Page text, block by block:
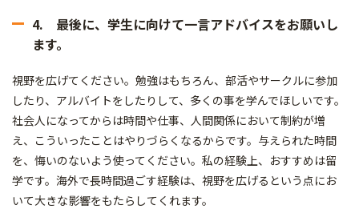
4. 最後に、学生に向けて一言アドバイスをお願いし
ます。
視野を広げてください。勉強はもちろん、部活やサークルに参加
したり、アルバイトをしたりして、多くの事を学んでほしいです。
社会人になってからは時間や仕事、人間関係において制約が増
え、こういったことはやりづらくなるからです。与えられた時間
を、悔いのないよう使ってください。私の経験上、おすすめは留
学です。海外で長時間過ごす経験は、視野を広げるという点にお
いて大きな影響をもたらしてくれます。